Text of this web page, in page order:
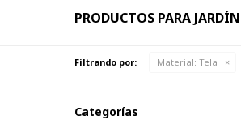
PRODUCTOS PARA
Filtrando por: Material: Tela
Categorías